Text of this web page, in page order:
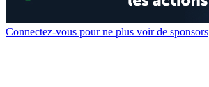
Connectez-vous pour ne plus voir de sponsors